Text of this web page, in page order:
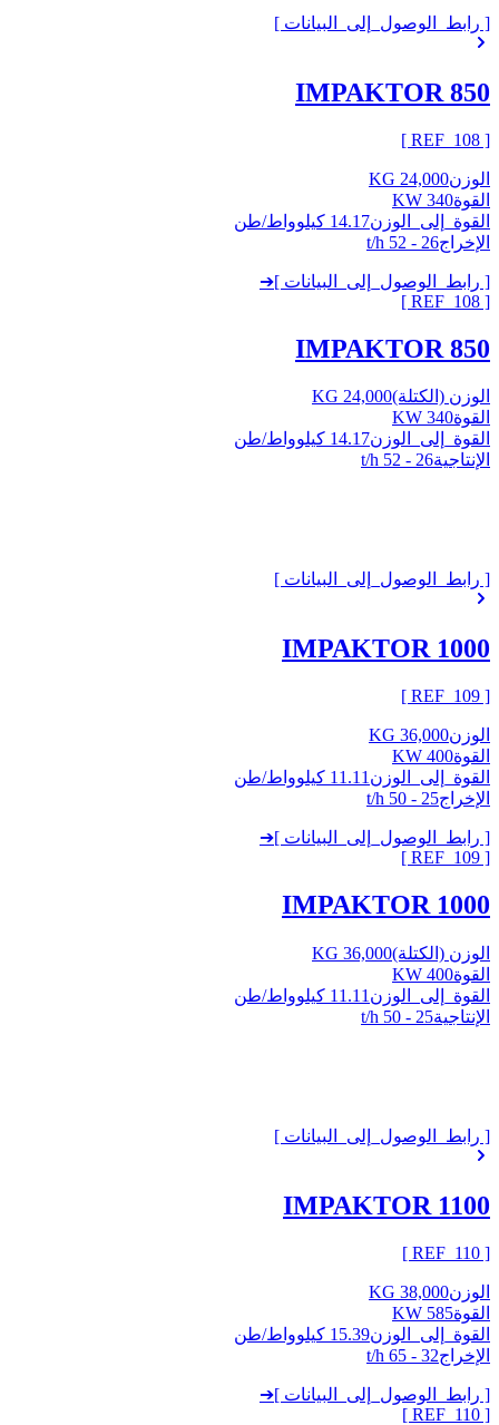
[ رابط_الوصول_إلى_البيانات ]
IMPAKTOR 850
[ REF_
108
]
الوزن24,000 KG
القوة340 KW
القوة_إلى_الوزن14.17 كيلوواط/طن
الإخراج26 - 52 t/h
[ رابط_الوصول_إلى_البيانات ]➔
[ REF_
108
]
IMPAKTOR 850
الوزن (الكتلة)24,000 KG
القوة340 KW
القوة_إلى_الوزن14.17 كيلوواط/طن
الإنتاجية26 - 52 t/h
[ رابط_الوصول_إلى_البيانات ]
IMPAKTOR 1000
[ REF_
109
]
الوزن36,000 KG
القوة400 KW
القوة_إلى_الوزن 11.11 كيلوواط/طن
الإخراج25 - 50 t/h
[ رابط_الوصول_إلى_البيانات ]➔
[ REF_
109
]
IMPAKTOR 1000
الوزن (الكتلة)36,000 KG
القوة400 KW
القوة_إلى_الوزن 11.11 كيلوواط/طن
الإنتاجية25 - 50 t/h
[ رابط_الوصول_إلى_البيانات ]
IMPAKTOR 1100
[ REF_
110
]
الوزن38,000 KG
القوة585 KW
القوة_إلى_الوزن15.39 كيلوواط/طن
الإخراج32 - 65 t/h
[ رابط_الوصول_إلى_البيانات ]➔
[ REF_
110
]